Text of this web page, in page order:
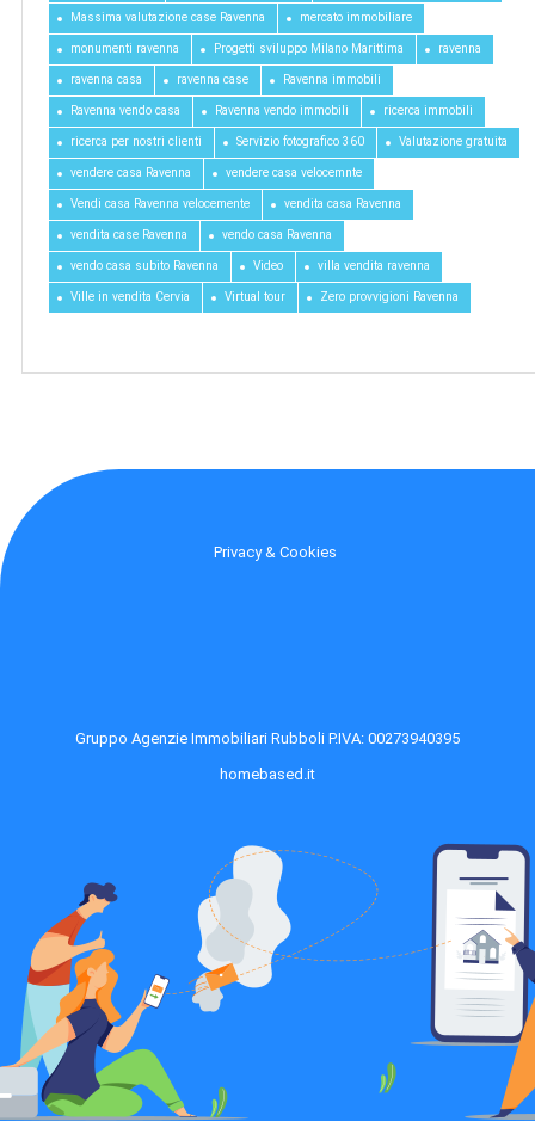
Massima valutazione case Ravenna mercato immobiliare
monumenti ravenna Progetti sviluppo Milano Marittima ravenna
ravenna casa ravenna case Ravenna immobili
Ravenna vendo casa Ravenna vendo immobili ricerca immobili
ricerca per nostri clienti Servizio fotografico 360 Valutazione gratuita
vendere casa Ravenna vendere casa velocemnte
Vendi casa Ravenna velocemente vendita casa Ravenna
vendita case Ravenna vendo casa Ravenna
vendo casa subito Ravenna Video villa vendita ravenna
Ville in vendita Cervia Virtual tour Zero provvigioni Ravenna
Privacy & Cookies
Gruppo Agenzie Immobiliari Rubboli P.IVA: 00273940395
homebased.it